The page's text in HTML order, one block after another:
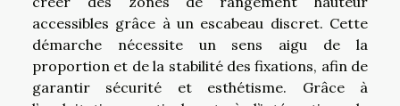
accessibles grâce à un escabeau discret. Cette
démarche nécessite un sens aigu de la
proportion et de la stabilité des fixations, afin de
garantir sécurité et esthétisme. Grâce à